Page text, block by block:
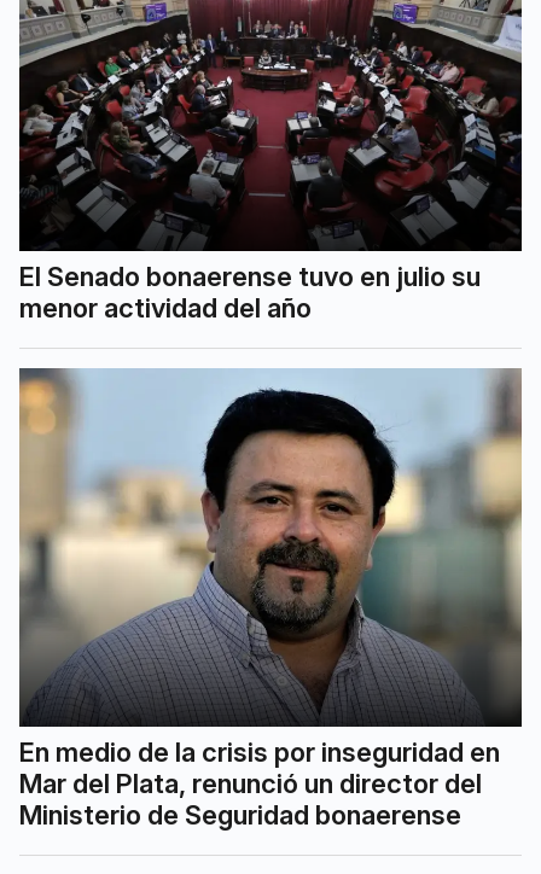
El Senado bonaerense tuvo en julio su
menor actividad del año
En medio de la crisis por inseguridad en
Mar del Plata, renunció un director del
Ministerio de Seguridad bonaerense